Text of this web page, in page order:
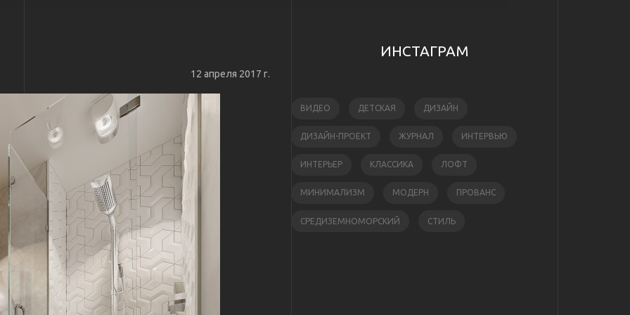
12 апреля 2017 г.
ИНСТАГРАМ
ВИДЕО ДЕТСКАЯ ДИЗАЙН
ДИЗАЙН-ПРОЕКТ ЖУРНАЛ ИНТЕРВЬЮ
ИНТЕРЬЕР КЛАССИКА ЛОФТ
МИНИМАЛИЗМ МОДЕРН ПРОВАНС
СРЕДИЗЕМНОМОРСКИЙ СТИЛЬ